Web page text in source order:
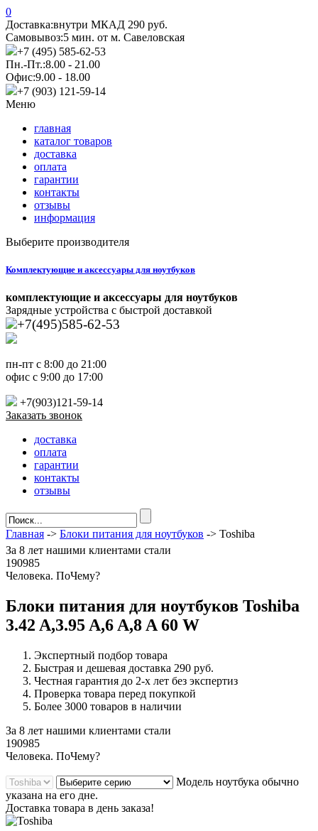
0
Доставка:внутри МКАД 290 руб.
Самовывоз:5 мин. от м. Савеловская
+7 (495) 585-62-53
Пн.-Пт.:8.00 - 21.00
Офис:9.00 - 18.00
+7 (903) 121-59-14
Меню
главная
каталог товаров
доставка
оплата
гарантии
контакты
отзывы
информация
Выберите производителя
Комплектующие и аксессуары для ноутбуков
комплектующие и аксессуары для ноутбуков
Зарядные устройства с быстрой доставкой
+7(495)585-62-53
пн-пт с 8:00 до 21:00
офис с 9:00 до 17:00
+7(903)121-59-14
Заказать звонок
доставка
оплата
гарантии
контакты
отзывы
Главная -> Блоки питания для ноутбуков -> Toshiba
За 8 лет нашими клиентами стали
190985
Человека. ПоЧему?
Блоки питания для ноутбуков Toshiba
3.42 A,3.95 A,6 A,8 A 60 W
Экспертный подбор товара
Быстрая и дешевая доставка 290 руб.
Честная гарантия до 2-х лет без экспертиз
Проверка товара перед покупкой
Более 3000 товаров в наличии
За 8 лет нашими клиентами стали
190985
Человека. ПоЧему?
Модель ноутбука обычно
указана на его дне.
Доставка товара в день заказа!